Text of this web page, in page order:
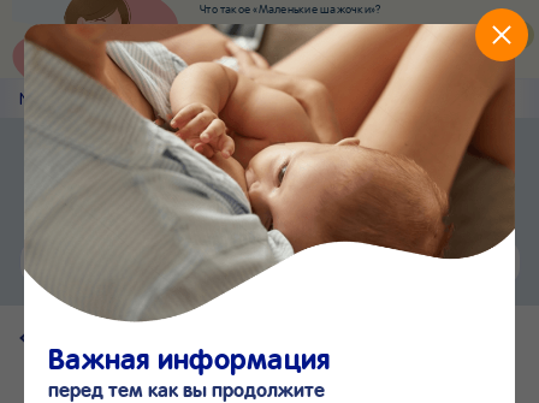
Что такое «Маленькие шажочки»?
Наш новый суперсервис для отслеживания
развития вашего малыша
Попробовать сейчас
Nestlé Baby &me Наши продукты
Приложение Nestlé Baby&me
Еще быстрее и удобнее
Установить
Чат24/7
Важная информация
перед тем как вы продолжите